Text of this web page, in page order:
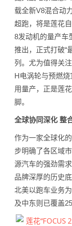
载全新V8混合动
超跑，将是莲花
8发动机的量产车
推出，正式打破“
列。尤为值得关
H电涡轮与预燃
用量产，正是莲
脚。
全球协同深化 整
作为一家全球化
步明确了各区域
源汽车的强劲需
品牌深厚的历史
北美以跑车业务
及中东则已覆盖